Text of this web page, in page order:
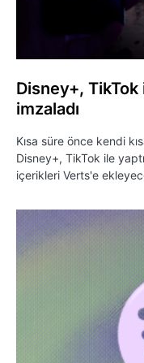
Disney+, TikTok
imzaladı
Kısa süre önce kendi
Disney+, TikTok ile
içerikleri Verts'e